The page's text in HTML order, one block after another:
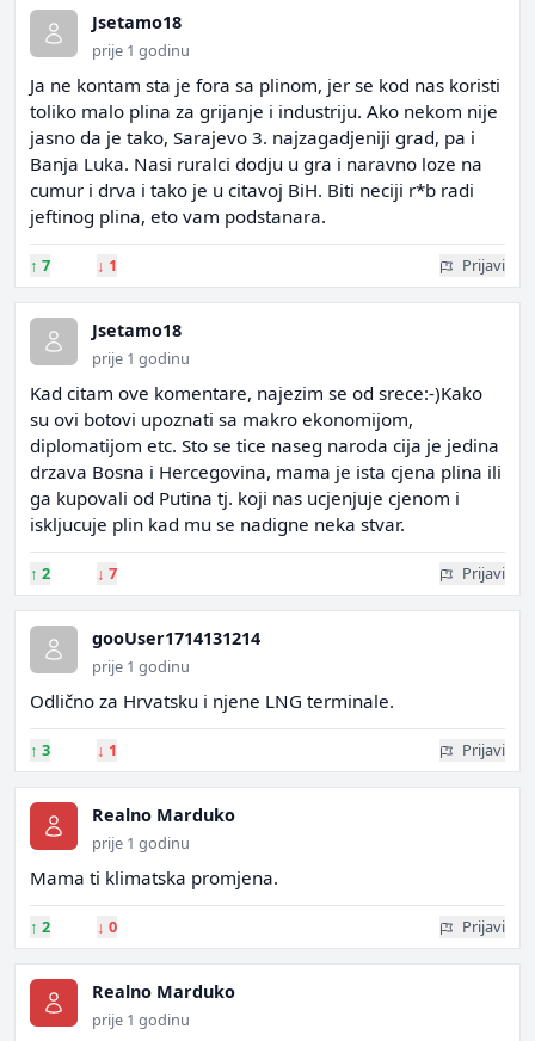
Jsetamo18
prije 1 godinu
Ja ne kontam sta je fora sa plinom, jer se kod nas koristi
toliko malo plina za grijanje i industriju. Ako nekom nije
jasno da je tako, Sarajevo 3. najzagadjeniji grad, pa i
Banja Luka. Nasi ruralci dodju u gra i naravno loze na
cumur i drva i tako je u citavoj BiH. Biti neciji r*b radi
jeftinog plina, eto vam podstanara.
↑ 7 ↓ 1 Prijavi
Jsetamo18
prije 1 godinu
Kad citam ove komentare, najezim se od srece:-)Kako
su ovi botovi upoznati sa makro ekonomijom,
diplomatijom etc. Sto se tice naseg naroda cija je jedina
drzava Bosna i Hercegovina, mama je ista cjena plina ili
ga kupovali od Putina tj. koji nas ucjenjuje cjenom i
iskljucuje plin kad mu se nadigne neka stvar.
↑ 2 ↓ 7 Prijavi
gooUser1714131214
prije 1 godinu
Odlično za Hrvatsku i njene LNG terminale.
↑ 3 ↓ 1 Prijavi
Realno Marduko
prije 1 godinu
Mama ti klimatska promjena.
↑ 2 ↓ 0 Prijavi
Realno Marduko
prije 1 godinu